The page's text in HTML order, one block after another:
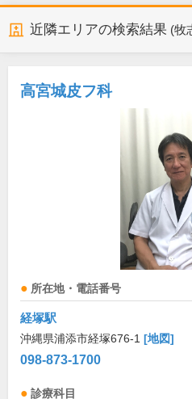
近隣エリアの検索結果 (牧
高宮城皮フ科
所在地・電話番号
経塚駅
沖縄県浦添市経塚676-1 [地図]
098-873-1700
診療科目